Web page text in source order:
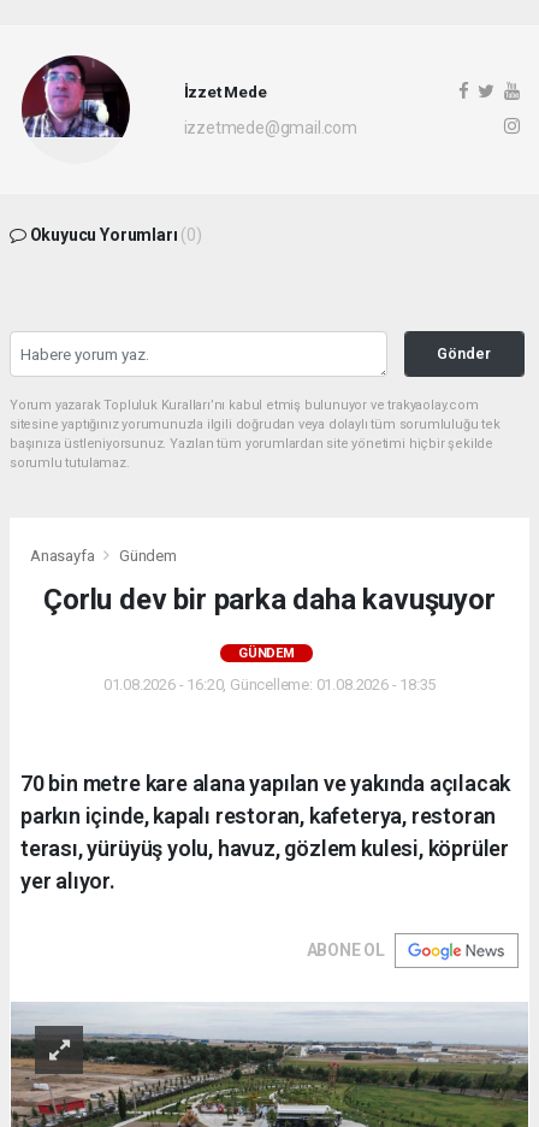
İzzet Mede
izzetmede@gmail.com
Okuyucu Yorumları (0)
Gönder
Yorum yazarak Topluluk Kuralları’nı kabul etmiş bulunuyor ve trakyaolay.com
sitesine yaptığınız yorumunuzla ilgili doğrudan veya dolaylı tüm sorumluluğu tek
başınıza üstleniyorsunuz. Yazılan tüm yorumlardan site yönetimi hiçbir şekilde
sorumlu tutulamaz.
Anasayfa Gündem
Çorlu dev bir parka daha kavuşuyor
GÜNDEM
01.08.2026 - 16:20, Güncelleme: 01.08.2026 - 18:35
70 bin metre kare alana yapılan ve yakında açılacak
parkın içinde, kapalı restoran, kafeterya, restoran
terası, yürüyüş yolu, havuz, gözlem kulesi, köprüler
yer alıyor.
ABONE OL